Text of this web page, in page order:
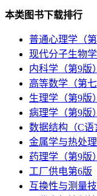
本类图书下载排行
普通心理学（第
现代分子生物学
内科学（第9版）
高等数学（第七
生理学（第9版）
病理学（第9版）
数据结构（C语
金属学与热处
药理学（第9版）
工厂供电第6版
互换性与测量